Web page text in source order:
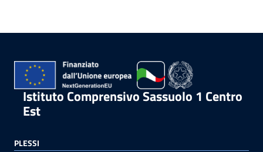
Istituto Comprensivo Sassuolo 1 Centro
Est
PLESSI